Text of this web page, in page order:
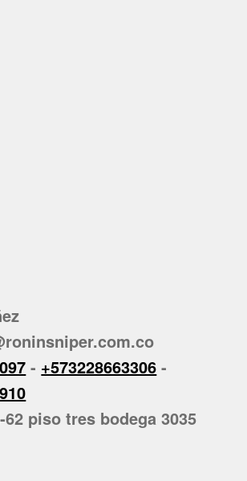
- +573228663306 -
62 piso tres bodega 3035